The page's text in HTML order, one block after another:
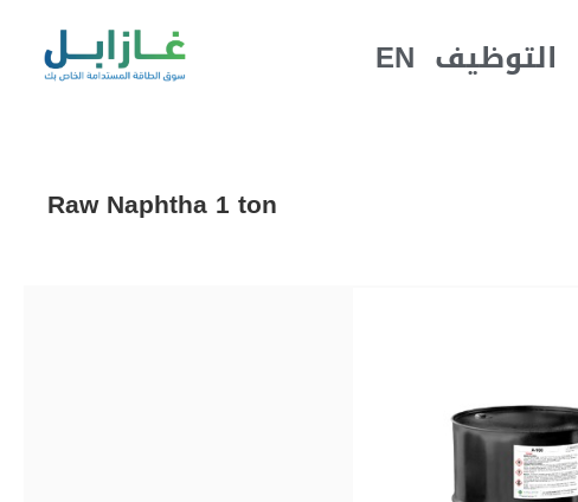
EN التوظيف
Raw Naphtha 1 ton